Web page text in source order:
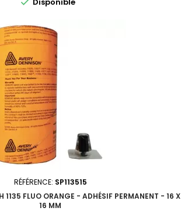
RÉFÉRENCE: SP113515
1135 FLUO ORANGE - ADHÉSIF PERMANENT - 16 X
16 MM